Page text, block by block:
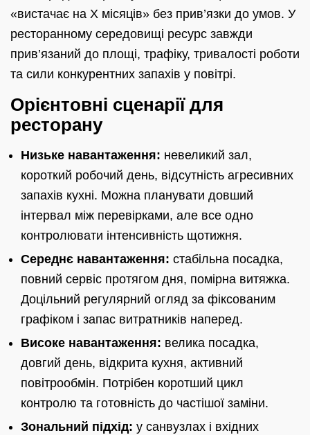
«вистачає на X місяців» без прив’язки до умов. У
ресторанному середовищі ресурс завжди
прив’язаний до площі, трафіку, тривалості роботи
та сили конкурентних запахів у повітрі.
Орієнтовні сценарії для
ресторану
Низьке навантаження: невеликий зал,
короткий робочий день, відсутність агресивних
запахів кухні. Можна планувати довший
інтервал між перевірками, але все одно
контролювати інтенсивність щотижня.
Середнє навантаження: стабільна посадка,
повний сервіс протягом дня, помірна витяжка.
Доцільний регулярний огляд за фіксованим
графіком і запас витратників наперед.
Високе навантаження: велика посадка,
довгий день, відкрита кухня, активний
повітрообмін. Потрібен коротший цикл
контролю та готовність до частішої заміни.
Зональний підхід: у санвузлах і вхідних